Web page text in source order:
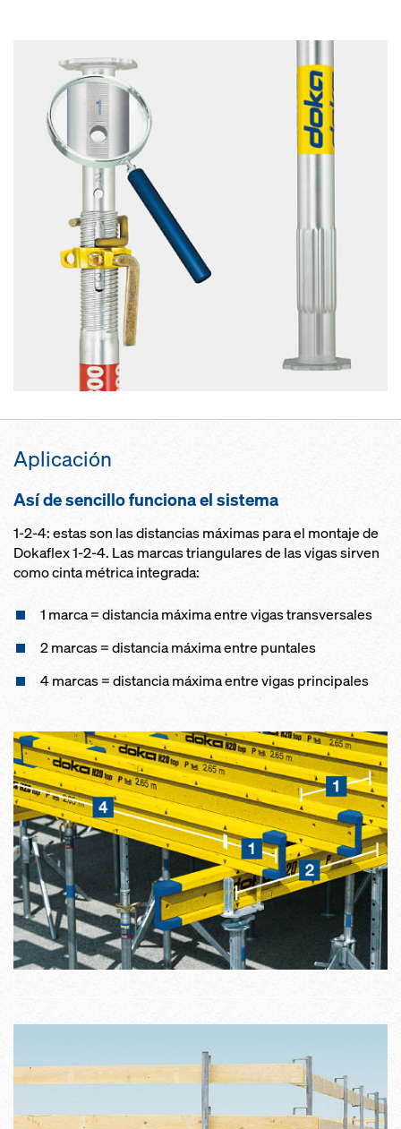
Aplicación
Así de sencillo funciona el sistema
1-2-4: estas son las distancias máximas para el montaje de
Dokaflex 1-2-4. Las marcas triangulares de las vigas sirven
como cinta métrica integrada:
1 marca = distancia máxima entre vigas transversales
2 marcas = distancia máxima entre puntales
4 marcas = distancia máxima entre vigas principales